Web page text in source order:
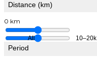
Distance (km)
0 km
All 10–20k
Period